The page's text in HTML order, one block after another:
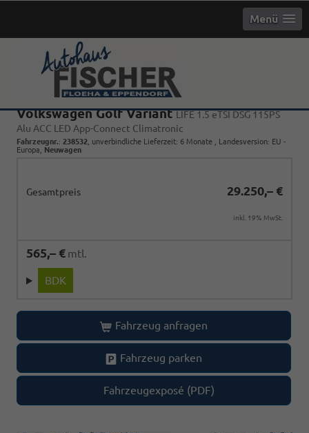
Menü
Volkswagen Golf VariantLIFE 1.5 eTSI DSG 115PS
Alu ACC LED App-Connect Climatronic
Fahrzeugnr.: 238532 , unverbindliche Lieferzeit: 6 Monate , Landesversion: EU -
Europa, Neuwagen
Gesamtpreis 29.250,– €
inkl. 19% MwSt.
565,– € mtl.
BDK
Fahrzeug anfragen
Fahrzeug parken
Fahrzeugexposé (PDF)